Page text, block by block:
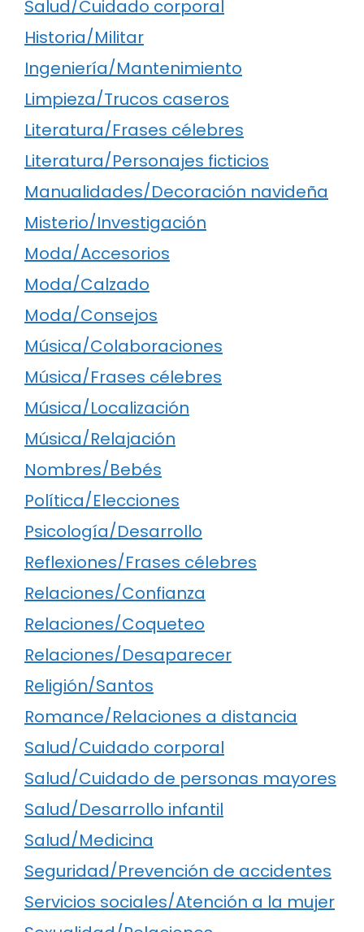
Salud/Cuidado corporal
Historia/Militar
Ingeniería/Mantenimiento
Limpieza/Trucos caseros
Literatura/Frases célebres
Literatura/Personajes ficticios
Manualidades/Decoración navideña
Misterio/Investigación
Moda/Accesorios
Moda/Calzado
Moda/Consejos
Música/Colaboraciones
Música/Frases célebres
Música/Localización
Música/Relajación
Nombres/Bebés
Política/Elecciones
Psicología/Desarrollo
Reflexiones/Frases célebres
Relaciones/Confianza
Relaciones/Coqueteo
Relaciones/Desaparecer
Religión/Santos
Romance/Relaciones a distancia
Salud/Cuidado corporal
Salud/Cuidado de personas mayores
Salud/Desarrollo infantil
Salud/Medicina
Seguridad/Prevención de accidentes
Servicios sociales/Atención a la mujer